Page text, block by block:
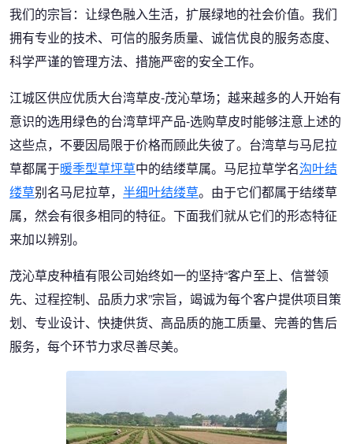
我们的宗旨：让绿色融入生活，扩展绿地的社会价值。我们
拥有专业的技术、可信的服务质量、诚信优良的服务态度、
科学严谨的管理方法、措施严密的安全工作。
江城区供应优质大台湾草皮-茂沁草场；越来越多的人开始有
意识的选用绿色的台湾草坪产品-选购草皮时能够注意上述的
这些点，不要因局限于价格而顾此失彼了。台湾草与马尼拉
草都属于暖季型草坪草中的结缕草属。马尼拉草学名沟叶结
缕草别名马尼拉草， 半细叶结缕草。由于它们都属于结缕草
属，然会有很多相同的特征。下面我们就从它们的形态特征
来加以辨别。
茂沁草皮种植有限公司始终如一的坚持“客户至上、信誉领
先、过程控制、品质力求”宗旨，竭诚为每个客户提供项目策
划、专业设计、快捷供货、高品质的施工质量、完善的售后
服务，每个环节力求尽善尽美。